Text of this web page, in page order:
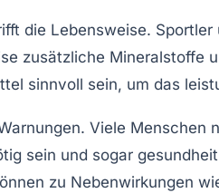
die Lebensweise. Sportler
zusätzliche Mineralstoffe
sinnvoll sein, um das
Viele Menschen
sein und sogar
zu Nebenwirkungen